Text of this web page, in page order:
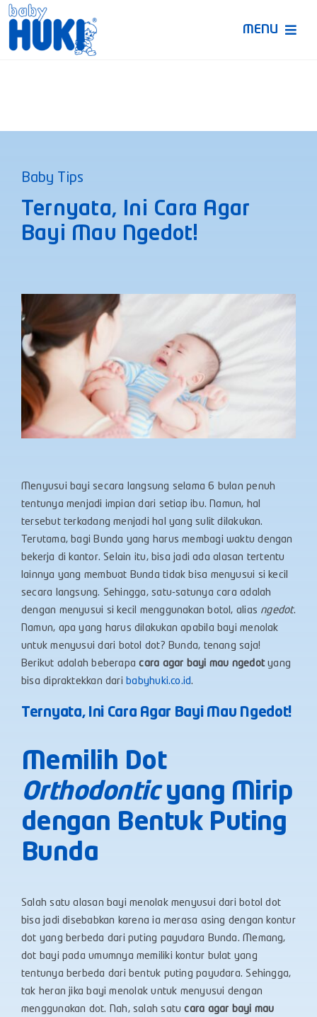
Skip
content
MENU
Baby Tips
Ternyata, Ini Cara Agar
Bayi Mau Ngedot!
Menyusui bayi secara langsung selama 6 bulan penuh
tentunya menjadi impian dari setiap ibu. Namun, hal
tersebut terkadang menjadi hal yang sulit dilakukan.
Terutama, bagi Bunda yang harus membagi waktu dengan
bekerja di kantor. Selain itu, bisa jadi ada alasan tertentu
lainnya yang membuat Bunda tidak bisa menyusui si kecil
secara langsung. Sehingga, satu-satunya cara adalah
dengan menyusui si kecil menggunakan botol, alias ngedot.
Namun, apa yang harus dilakukan apabila bayi menolak
untuk menyusui dari botol dot? Bunda, tenang saja!
Berikut adalah beberapacara agar bayi mau ngedotyang
bisa dipraktekkan daribabyhuki.co.id.
Ternyata, Ini Cara Agar Bayi Mau Ngedot!
Memilih Dot
Orthodonticyang Mirip
dengan Bentuk Puting
Bunda
Salah satu alasan bayi menolak menyusui dari botol dot
bisa jadi disebabkan karena ia merasa asing dengan kontur
dot yang berbeda dari puting payudara Bunda. Memang,
dot bayi pada umumnya memiliki kontur bulat yang
tentunya berbeda dari bentuk puting payudara. Sehingga,
tak heran jika bayi menolak untuk menyusui dengan
menggunakan dot. Nah, salah satucara agar bayi mau